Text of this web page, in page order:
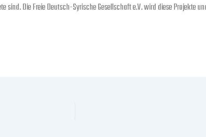
Die Freie Deutsch-Syrische Gesellschaft e.V. wird diese Projekte